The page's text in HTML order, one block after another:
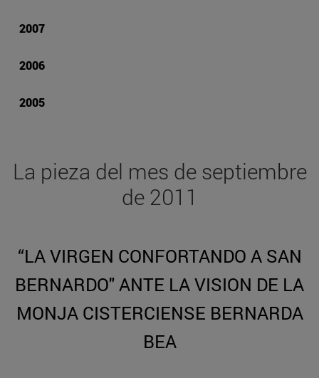
2007
2006
2005
La pieza del mes de septiembre
de 2011
“LA VIRGEN CONFORTANDO A SAN
BERNARDO" ANTE LA VISION DE LA
MONJA CISTERCIENSE BERNARDA
BEA